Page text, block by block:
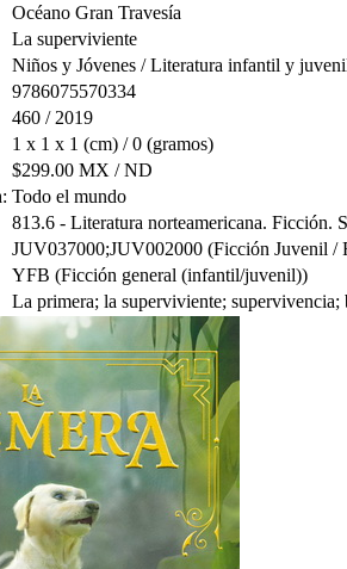
Océano Gran Travesía
La superviviente
Niños y Jóvenes / Literatura infantil y
9786075570334
460 / 2019
1 x 1 x 1 (cm) / 0 (gramos)
$299.00 MX / ND
Todo el mundo
813.6 - Literatura norteamericana. Ficción.
JUV037000;JUV002000 (Ficción Juvenil /
YFB (Ficción general (infantil/juvenil))
La primera; la superviviente;